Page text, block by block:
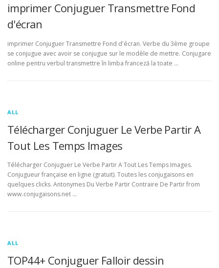
imprimer Conjuguer Transmettre Fond
d'écran
imprimer Conjuguer Transmettre Fond d'écran. Verbe du 3ème groupe
se conjugue avec avoir se conjugue sur le modèle de mettre. Conjugare
online pentru verbul transmettre în limba franceză la toate …
ALL
Télécharger Conjuguer Le Verbe Partir A
Tout Les Temps Images
Télécharger Conjuguer Le Verbe Partir A Tout Les Temps Images.
Conjugueur française en ligne (gratuit). Toutes les conjugaisons en
quelques clicks. Antonymes Du Verbe Partir Contraire De Partir from
www.conjugaisons.net …
ALL
TOP44+ Conjuguer Falloir dessin